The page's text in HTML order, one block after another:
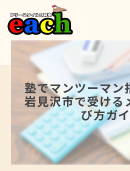
塾でマンツーマン
岩見沢市で受ける
び方ガ